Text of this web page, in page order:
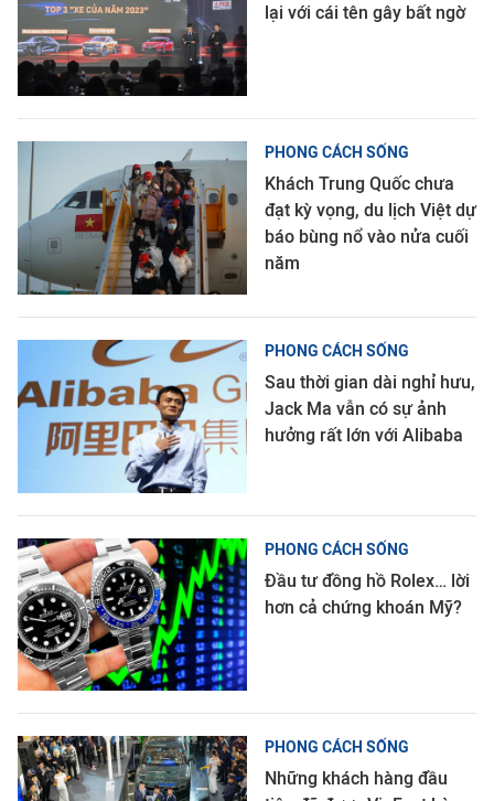
lại với cái tên gây bất ngờ
PHONG CÁCH SỐNG
Khách Trung Quốc chưa
đạt kỳ vọng, du lịch Việt dự
báo bùng nổ vào nửa cuối
năm
PHONG CÁCH SỐNG
Sau thời gian dài nghỉ hưu,
Jack Ma vẫn có sự ảnh
hưởng rất lớn với Alibaba
PHONG CÁCH SỐNG
Đầu tư đồng hồ Rolex… lời
hơn cả chứng khoán Mỹ?
PHONG CÁCH SỐNG
Những khách hàng đầu